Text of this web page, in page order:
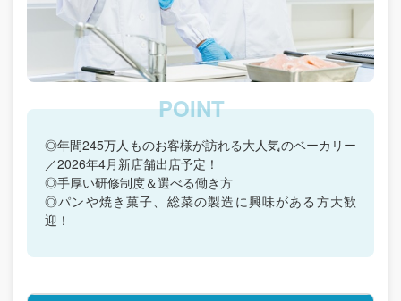
◎年間245万人ものお客様が訪れる大人気のベーカリー
／2026年4月新店舗出店予定！
◎手厚い研修制度＆選べる働き方
◎パンや焼き菓子、総菜の製造に興味がある方大歓
迎！